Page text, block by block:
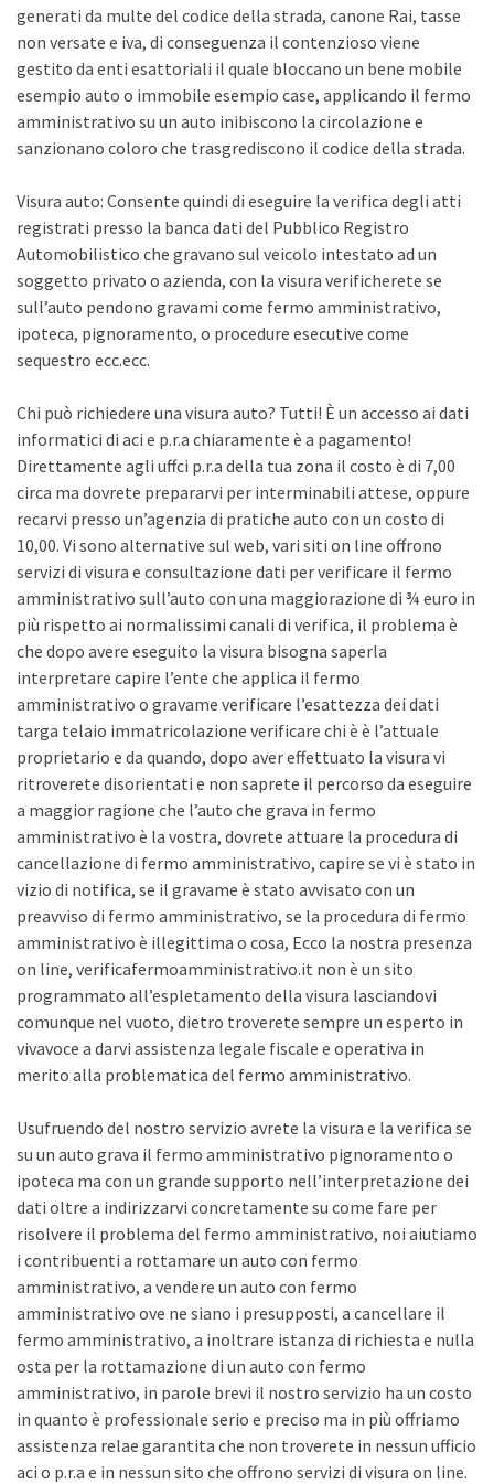
generati da multe del codice della strada, canone Rai, tasse
non versate e iva, di conseguenza il contenzioso viene
gestito da enti esattoriali il quale bloccano un bene mobile
esempio auto o immobile esempio case, applicando il fermo
amministrativo su un auto inibiscono la circolazione e
sanzionano coloro che trasgrediscono il codice della strada.
Visura auto: Consente quindi di eseguire la verifica degli atti
registrati presso la banca dati del Pubblico Registro
Automobilistico che gravano sul veicolo intestato ad un
soggetto privato o azienda, con la visura verificherete se
sull’auto pendono gravami come fermo amministrativo,
ipoteca, pignoramento, o procedure esecutive come
sequestro ecc.ecc.
Chi può richiedere una visura auto? Tutti! È un accesso ai dati
informatici di aci e p.r.a chiaramente è a pagamento!
Direttamente agli uffci p.r.a della tua zona il costo è di 7,00
circa ma dovrete prepararvi per interminabili attese, oppure
recarvi presso un’agenzia di pratiche auto con un costo di
10,00. Vi sono alternative sul web, vari siti on line offrono
servizi di visura e consultazione dati per verificare il fermo
amministrativo sull’auto con una maggiorazione di ¾ euro in
più rispetto ai normalissimi canali di verifica, il problema è
che dopo avere eseguito la visura bisogna saperla
interpretare capire l’ente che applica il fermo
amministrativo o gravame verificare l’esattezza dei dati
targa telaio immatricolazione verificare chi è è l’attuale
proprietario e da quando, dopo aver effettuato la visura vi
ritroverete disorientati e non saprete il percorso da eseguire
a maggior ragione che l’auto che grava in fermo
amministrativo è la vostra, dovrete attuare la procedura di
cancellazione di fermo amministrativo, capire se vi è stato in
vizio di notifica, se il gravame è stato avvisato con un
preavviso di fermo amministrativo, se la procedura di fermo
amministrativo è illegittima o cosa, Ecco la nostra presenza
on line, verificafermoamministrativo.it non è un sito
programmato all’espletamento della visura lasciandovi
comunque nel vuoto, dietro troverete sempre un esperto in
vivavoce a darvi assistenza legale fiscale e operativa in
merito alla problematica del fermo amministrativo.
Usufruendo del nostro servizio avrete la visura e la verifica se
su un auto grava il fermo amministrativo pignoramento o
ipoteca ma con un grande supporto nell’interpretazione dei
dati oltre a indirizzarvi concretamente su come fare per
risolvere il problema del fermo amministrativo, noi aiutiamo
i contribuenti a rottamare un auto con fermo
amministrativo, a vendere un auto con fermo
amministrativo ove ne siano i presupposti, a cancellare il
fermo amministrativo, a inoltrare istanza di richiesta e nulla
osta per la rottamazione di un auto con fermo
amministrativo, in parole brevi il nostro servizio ha un costo
in quanto è professionale serio e preciso ma in più offriamo
assistenza relae garantita che non troverete in nessun ufficio
aci o p.r.a e in nessun sito che offrono servizi di visura on line.